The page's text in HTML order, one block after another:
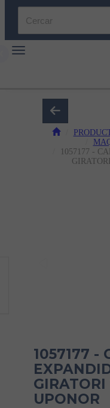
Toggle navigation
1057177 -
1057177 -
UPONOR